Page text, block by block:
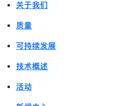
关于我们
质量
可持续发展
技术概述
活动